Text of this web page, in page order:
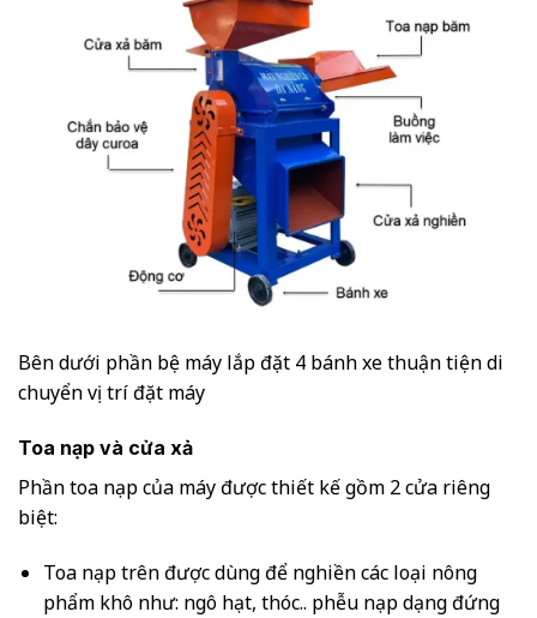
Bên dưới phần bệ máy lắp đặt 4 bánh xe thuận tiện di
chuyển vị trí đặt máy
Toa nạp và cửa xả
Phần toa nạp của máy được thiết kế gồm 2 cửa riêng
biệt:
Toa nạp trên được dùng để nghiền các loại nông
phẩm khô như: ngô hạt, thóc.. phễu nạp dạng đứng